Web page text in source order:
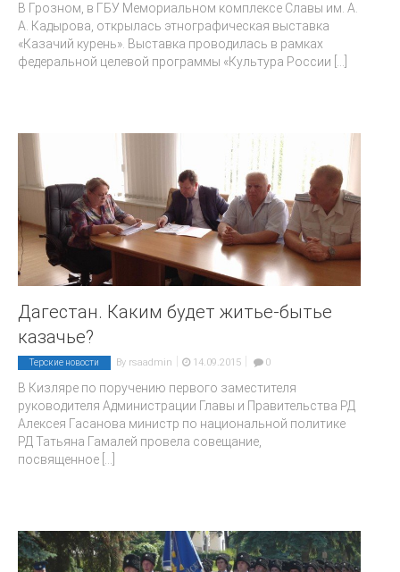
В Грозном, в ГБУ Мемориальном комплексе Славы им. А.
А. Кадырова, открылась этнографическая выставка
«Казачий курень». Выставка проводилась в рамках
федеральной целевой программы «Культура России
Дагестан. Каким будет житье-бытье
казачье?
Терские новости By rsaadmin 14.09.2015 0
В Кизляре по поручению первого заместителя
руководителя Администрации Главы и Правительства РД
Алексея Гасанова министр по национальной политике
РД Татьяна Гамалей провела совещание,
посвященное